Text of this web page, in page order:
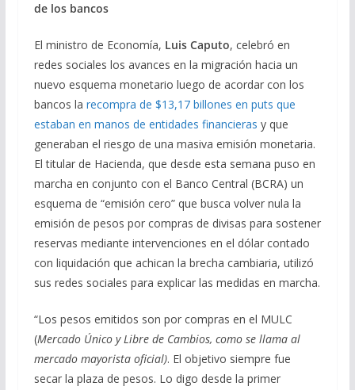
de los bancos
El ministro de Economía, Luis Caputo, celebró en
redes sociales los avances en la migración hacia un
nuevo esquema monetario luego de acordar con los
bancos la recompra de $13,17 billones en puts que
estaban en manos de entidades financieras y que
generaban el riesgo de una masiva emisión monetaria.
El titular de Hacienda, que desde esta semana puso en
marcha en conjunto con el Banco Central (BCRA) un
esquema de “emisión cero” que busca volver nula la
emisión de pesos por compras de divisas para sostener
reservas mediante intervenciones en el dólar contado
con liquidación que achican la brecha cambiaria, utilizó
sus redes sociales para explicar las medidas en marcha.
“Los pesos emitidos son por compras en el MULC
(Mercado Único y Libre de Cambios, como se llama al
mercado mayorista oficial). El objetivo siempre fue
secar la plaza de pesos. Lo digo desde la primer